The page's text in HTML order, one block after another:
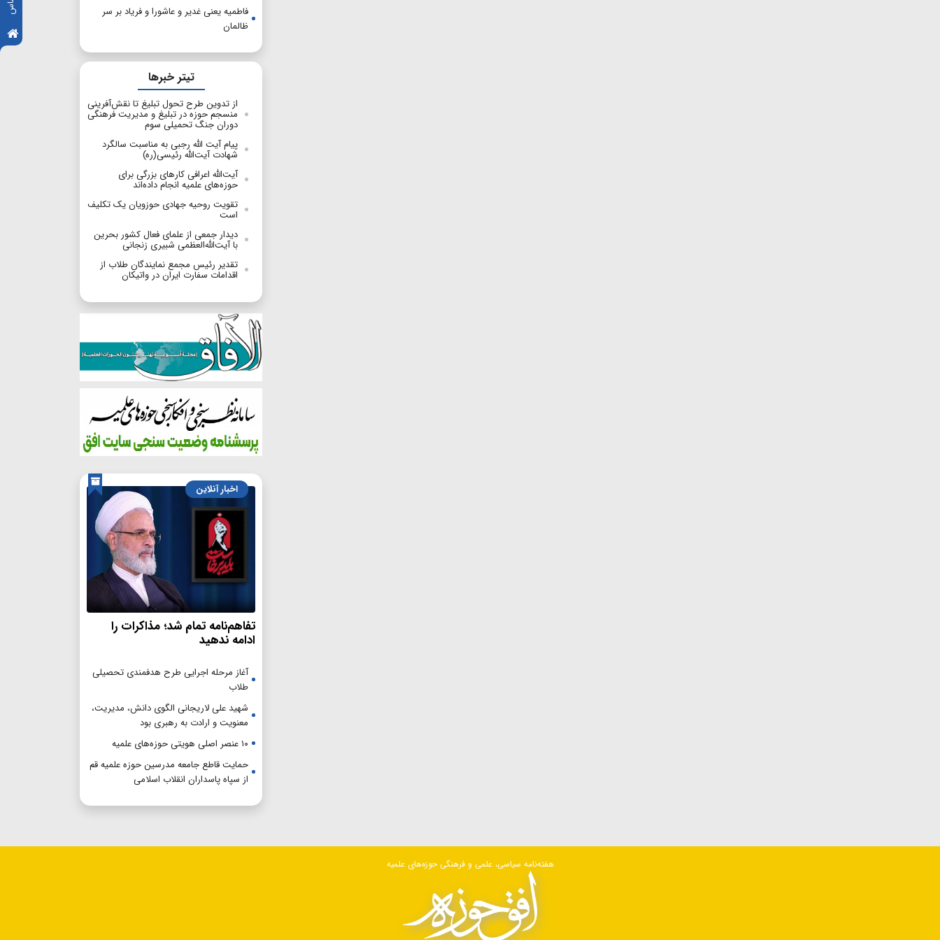
فاطمیه یعنی غدیر و عاشورا و فریاد بر سر
ظالمان
تیتر خبرها
از تدوین طرح تحول تبلیغ تا نقش‌آفرینی
منسجم حوزه در تبلیغ و مدیریت فرهنگی
دوران جنگ تحمیلی سوم
پیام آیت الله رجبی به مناسبت سالگرد
شهادت آیت‌الله رئیسی(ره)
آیت‌الله اعرافی کارهای بزرگی برای
حوزه‌های علمیه انجام داده‌اند
تقویت روحیه جهادی حوزویان یک تکلیف
است
دیدار جمعی از علمای فعال کشور بحرین
با آیت‌الله‌العظمی شبیری زنجانی
تقدیر رئیس مجمع نمایندگان طلاب از
اقدامات سفارت ایران در واتیکان
اخبار آنلاین
تفاهم‌نامه تمام شد؛ مذاکرات را
ادامه ندهید
آغاز مرحله اجرایی طرح هدفمندی تحصیلی
طلاب
شهید علی لاریجانی الگوی دانش، مدیریت،
معنویت و ارادت به رهبری بود
۱۰ عنصر اصلی هویتی حوزه‌های علمیه
حمایت قاطع جامعه مدرسین حوزه علمیه قم
از سپاه پاسداران انقلاب اسلامی
هفته‌نامه سیاسی، علمی و فرهنگی حوزه‌های علمیه